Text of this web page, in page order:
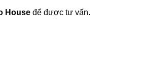
Houseđể được tư vấn.